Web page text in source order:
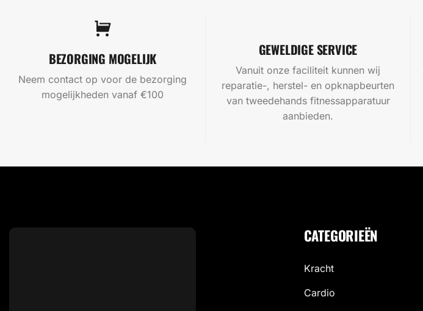
BEZORGING MOGELIJK
Neem contact op voor de bezorging
mogelijkheden vanaf €100
GEWELDIGE SERVICE
Vanuit onze faciliteit kunnen wij
reparatie-, herstel- en opknapbeurten
van tweedehands fitnessapparatuur
aanbieden.
CATEGORIEËN
Kracht
Cardio